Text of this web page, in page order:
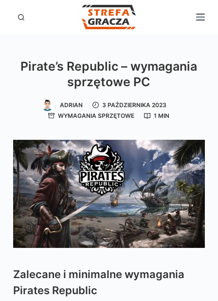
e
ś
c
Pirate’s Republic – wymagania
sprzętowe PC
ADRIAN
3 PAŹDZIERNIKA 2023
WYMAGANIA SPRZĘTOWE
1 MIN
Zalecane i minimalne wymagania
Pirates Republic